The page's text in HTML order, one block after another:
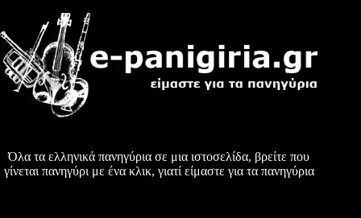
Όλα τα ελληνικά πανηγύρια σε μια ιστοσελίδα, βρείτε που
γίνεται πανηγύρι με ένα κλικ, γιατί είμαστε για τα πανηγύρια